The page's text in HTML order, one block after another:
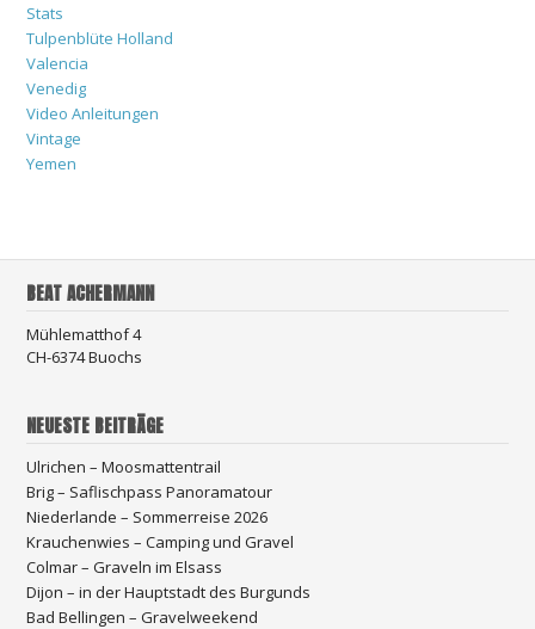
Stats
Tulpenblüte Holland
Valencia
Venedig
Video Anleitungen
Vintage
Yemen
BEAT ACHERMANN
Mühlematthof 4
CH-6374 Buochs
NEUESTE BEITRÄGE
Ulrichen – Moosmattentrail
Brig – Saflischpass Panoramatour
Niederlande – Sommerreise 2026
Krauchenwies – Camping und Gravel
Colmar – Graveln im Elsass
Dijon – in der Hauptstadt des Burgunds
Bad Bellingen – Gravelweekend